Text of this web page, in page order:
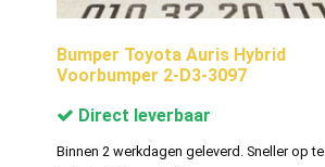
Bumper Toyota Auris Hybrid
Voorbumper 2-D3-3097
Direct leverbaar
Binnen 2 werkdagen geleverd. Sneller op te